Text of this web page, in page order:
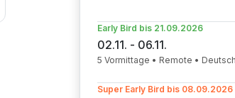
Early Bird bis 21.09.2026
02.11. - 06.11.
5 Vormittage • Remote • Deutsch
Super Early Bird bis 08.09.2026